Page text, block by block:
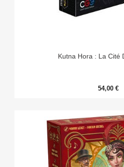
Kutna Hora : La Cité
54,00 €